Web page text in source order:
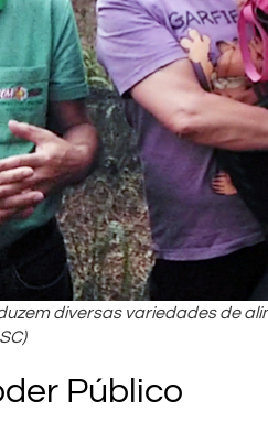
diversas variedades de
Público